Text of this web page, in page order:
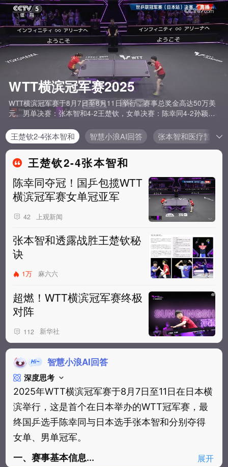
WTT横滨冠军赛2025
WTT横滨冠军赛于8月7日至8月11日举行，赛事总奖金高达50万美
元。男单决赛：张本智和4-2王楚钦，女单决赛：陈幸同4-2孙颖
王楚钦2-4张本智和 智慧小浪AI回答 张本智和医疗暂停
王楚钦2-4张本智和
陈幸同夺冠！国乒包揽WTT
横滨冠军赛女单冠亚军
42 上观新闻
张本智和透露战胜王楚钦秘
诀
1万 麻六六
超燃！WTT横滨冠军赛终极
对阵
112 新华社
智慧小浪AI回答
深度思考
2025年WTT横滨冠军赛于8月7日至11日在日本横
滨举行，这是首个在日本举办的WTT冠军赛，最
终国乒选手陈幸同与日本选手张本智和分别夺得
女单、男单冠军。
一、赛事基本信息...
展开